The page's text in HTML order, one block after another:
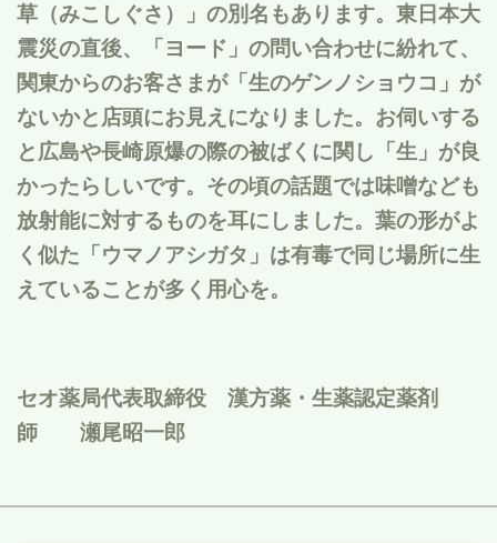
草（みこしぐさ）」の別名もあります。東日本大
震災の直後、「ヨード」の問い合わせに紛れて、
関東からのお客さまが「生のゲンノショウコ」が
ないかと店頭にお見えになりました。お伺いする
と広島や長崎原爆の際の被ばくに関し「生」が良
かったらしいです。その頃の話題では味噌なども
放射能に対するものを耳にしました。葉の形がよ
く似た「ウマノアシガタ」は有毒で同じ場所に生
えていることが多く用心を。
セオ薬局代表取締役 漢方薬・生薬認定薬剤
師 瀬尾昭一郎